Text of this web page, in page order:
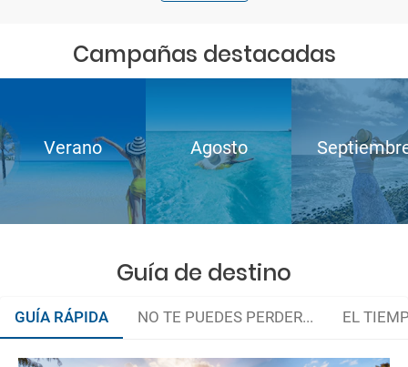
Campañas destacadas
Verano Agosto
Guía de destino
GUÍA RÁPIDA NO TE PUEDES PERDER... EL
Organiza tu viaje